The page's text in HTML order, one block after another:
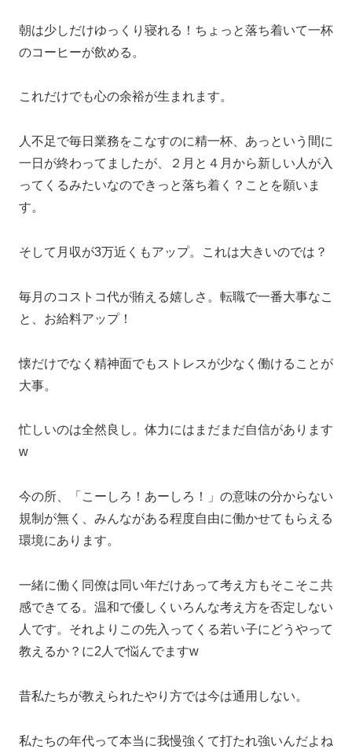
朝は少しだけゆっくり寝れる！ちょっと落ち着いて一杯
のコーヒーが飲める。
これだけでも心の余裕が生まれます。
人不足で毎日業務をこなすのに精一杯、あっという間に
一日が終わってましたが、２月と４月から新しい人が入
ってくるみたいなのできっと落ち着く？ことを願いま
す。
そして月収が3万近くもアップ。これは大きいのでは？
毎月のコストコ代が賄える嬉しさ。転職で一番大事なこ
と、お給料アップ！
懐だけでなく精神面でもストレスが少なく働けることが
大事。
忙しいのは全然良し。体力にはまだまだ自信があります
w
今の所、「こーしろ！あーしろ！」の意味の分からない
規制が無く、みんながある程度自由に働かせてもらえる
環境にあります。
一緒に働く同僚は同い年だけあって考え方もそこそこ共
感できてる。温和で優しくいろんな考え方を否定しない
人です。それよりこの先入ってくる若い子にどうやって
教えるか？に2人で悩んでますw
昔私たちが教えられたやり方では今は通用しない。
私たちの年代って本当に我慢強くて打たれ強いんだよね